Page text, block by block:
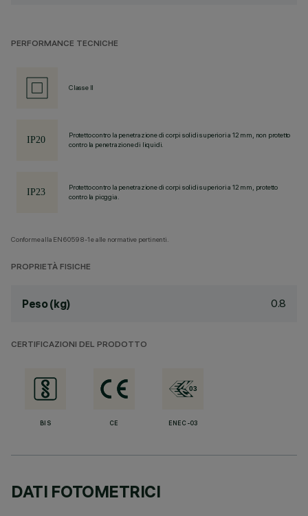
PERFORMANCE TECNICHE
Classe II
Protetto contro la penetrazione di corpi solidi superiori a 12 mm, non protetto
contro la penetrazione di liquidi.
Protetto contro la penetrazione di corpi solidi superiori a 12 mm, protetto
contro la pioggia.
Conforme alla EN60598-1 e alle normative pertinenti.
PROPRIETÀ FISICHE
Peso (kg) 0.8
CERTIFICAZIONI DEL PRODOTTO
BIS CE ENEC-03
DATI FOTOMETRICI